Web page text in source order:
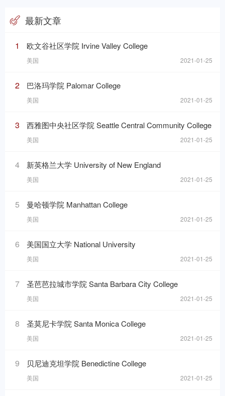
最新文章
1 欧文谷社区学院 Irvine Valley College
美国 2021-01-25
2 巴洛玛学院 Palomar College
美国 2021-01-25
3 西雅图中央社区学院 Seattle Central Community College
美国 2021-01-25
4 新英格兰大学 University of New England
美国 2021-01-25
5 曼哈顿学院 Manhattan College
美国 2021-01-25
6 美国国立大学 National University
美国 2021-01-25
7 圣芭芭拉城市学院 Santa Barbara City College
美国 2021-01-25
8 圣莫尼卡学院 Santa Monica College
美国 2021-01-25
9 贝尼迪克坦学院 Benedictine College
美国 2021-01-25